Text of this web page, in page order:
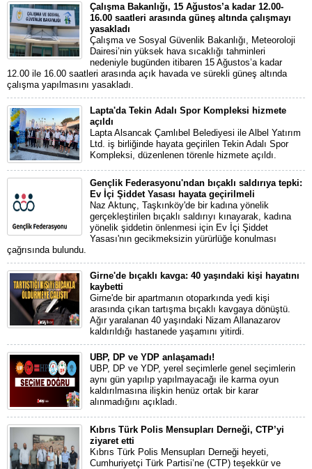
Çalışma Bakanlığı, 15 Ağustos’a kadar 12.00-
16.00 saatleri arasında güneş altında çalışmayı
yasakladı
Çalışma ve Sosyal Güvenlik Bakanlığı, Meteoroloji
Dairesi’nin yüksek hava sıcaklığı tahminleri
nedeniyle bugünden itibaren 15 Ağustos’a kadar
12.00 ile 16.00 saatleri arasında açık havada ve sürekli güneş altında
çalışma yapılmasını yasakladı.
Lapta'da Tekin Adalı Spor Kompleksi hizmete
açıldı
Lapta Alsancak Çamlıbel Belediyesi ile Albel Yatırım
Ltd. iş birliğinde hayata geçirilen Tekin Adalı Spor
Kompleksi, düzenlenen törenle hizmete açıldı.
Gençlik Federasyonu'ndan bıçaklı saldırıya tepki:
Ev İçi Şiddet Yasası hayata geçirilmeli
Naz Aktunç, Taşkınköy'de bir kadına yönelik
gerçekleştirilen bıçaklı saldırıyı kınayarak, kadına
yönelik şiddetin önlenmesi için Ev İçi Şiddet
Yasası'nın gecikmeksizin yürürlüğe konulması
çağrısında bulundu.
Girne'de bıçaklı kavga: 40 yaşındaki kişi hayatını
kaybetti
Girne'de bir apartmanın otoparkında yedi kişi
arasında çıkan tartışma bıçaklı kavgaya dönüştü.
Ağır yaralanan 40 yaşındaki Nizam Allanazarov
kaldırıldığı hastanede yaşamını yitirdi.
UBP, DP ve YDP anlaşamadı!
UBP, DP ve YDP, yerel seçimlerle genel seçimlerin
aynı gün yapılıp yapılmayacağı ile karma oyun
kaldırılmasına ilişkin henüz ortak bir karar
alınmadığını açıkladı.
Kıbrıs Türk Polis Mensupları Derneği, CTP’yi
ziyaret etti
Kıbrıs Türk Polis Mensupları Derneği heyeti,
Cumhuriyetçi Türk Partisi’ne (CTP) teşekkür ve